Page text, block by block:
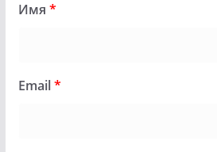
Имя *
Email*